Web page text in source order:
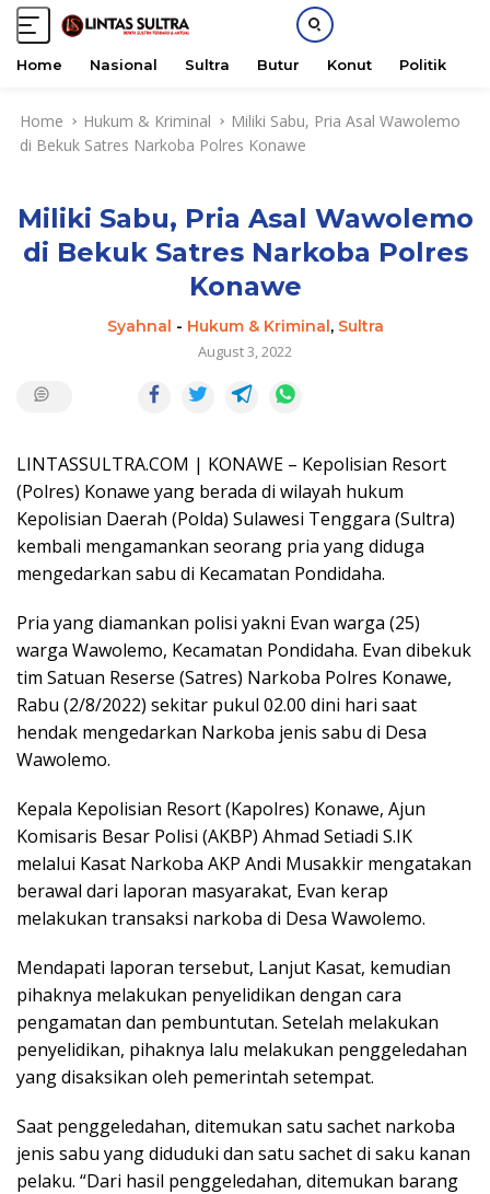
Home Nasional Sultra Butur Konut Politik
Home Hukum & Kriminal
Miliki Sabu, Pria Asal Wawolemo
di Bekuk Satres Narkoba Polres Konawe
Miliki Sabu, Pria Asal Wawolemo
di Bekuk Satres Narkoba Polres
Konawe
Syahnal - Hukum & Kriminal, Sultra
August 3, 2022
LINTASSULTRA.COM | KONAWE – Kepolisian Resort
(Polres) Konawe yang berada di wilayah hukum
Kepolisian Daerah (Polda) Sulawesi Tenggara (Sultra)
kembali mengamankan seorang pria yang diduga
mengedarkan sabu di Kecamatan Pondidaha.
Pria yang diamankan polisi yakni Evan warga (25)
warga Wawolemo, Kecamatan Pondidaha. Evan dibekuk
tim Satuan Reserse (Satres) Narkoba Polres Konawe,
Rabu (2/8/2022) sekitar pukul 02.00 dini hari saat
hendak mengedarkan Narkoba jenis sabu di Desa
Wawolemo.
Kepala Kepolisian Resort (Kapolres) Konawe, Ajun
Komisaris Besar Polisi (AKBP) Ahmad Setiadi S.IK
melalui Kasat Narkoba AKP Andi Musakkir mengatakan
berawal dari laporan masyarakat, Evan kerap
melakukan transaksi narkoba di Desa Wawolemo.
Mendapati laporan tersebut, Lanjut Kasat, kemudian
pihaknya melakukan penyelidikan dengan cara
pengamatan dan pembuntutan. Setelah melakukan
penyelidikan, pihaknya lalu melakukan penggeledahan
yang disaksikan oleh pemerintah setempat.
Saat penggeledahan, ditemukan satu sachet narkoba
jenis sabu yang diduduki dan satu sachet di saku kanan
pelaku. “Dari hasil penggeledahan, ditemukan barang